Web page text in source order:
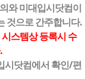
와 미대입시닷컴이
것으로 간주합니다.
스템상 등록시 수
시닷컴에서 확인/편